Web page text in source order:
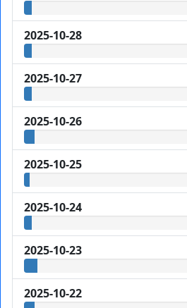
2025-10-28
2025-10-27
2025-10-26
2025-10-25
2025-10-24
2025-10-23
2025-10-22